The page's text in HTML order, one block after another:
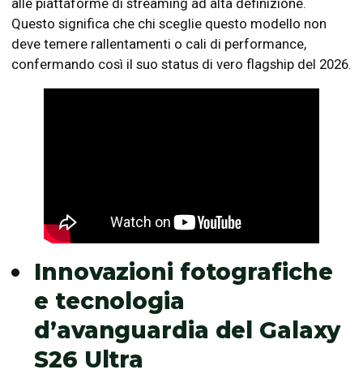
Questo significa che chi sceglie questo modello non
deve temere rallentamenti o cali di performance,
confermando così il suo status di vero flagship del 2026.
Innovazioni fotografiche
e tecnologia
d’avanguardia del Galaxy
S26 Ultra